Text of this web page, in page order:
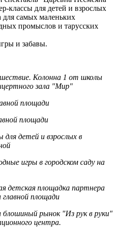
классы для детей и взрослых
для самых маленьких
промыслов и тарусских
и забавы.
Колонна 1 от школы
зала "Мир"
площади
площади
для детей и взрослых в
игры в городском саду на
детская площадка партнера
площади
блошиный рынок "Из рук в руки"
центра.